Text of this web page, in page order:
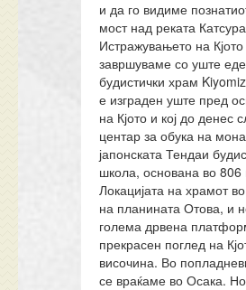
и да го видиме
мост над реката
Истражувањето на Кјото
завршуваме со уште
будистички храм
е изграден уште пред
на Кјото и кој до денес
центар за обука на
јапонската Тендаи
школа, основана во 806
Локацијата на храмот
на планината Отова, и
голема дрвена
прекрасен поглед на
височина. Во
се враќаме во Осака.